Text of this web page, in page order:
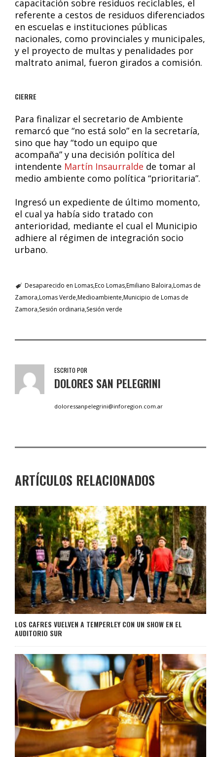
capacitación sobre residuos reciclables, el
referente a cestos de residuos diferenciados
en escuelas e instituciones públicas
nacionales, como provinciales y municipales,
y el proyecto de multas y penalidades por
maltrato animal, fueron girados a comisión.
CIERRE
Para finalizar el secretario de Ambiente
remarcó que “no está solo” en la secretaría,
sino que hay “todo un equipo que
acompaña” y una decisión política del
intendente Martín Insaurralde de tomar al
medio ambiente como política “prioritaria”.
Ingresó un expediente de último momento,
el cual ya había sido tratado con
anterioridad, mediante el cual el Municipio
adhiere al régimen de integración socio
urbano.
Desaparecido en LomasEco LomasEmiliano Baloira Lomas de
Zamora Lomas Verde Medioambiente Municipio de Lomas de
Zamora Sesión ordinaria Sesión verde
ESCRITO POR
DOLORES SAN PELEGRINI
doloressanpelegrini@inforegion.com.ar
ARTÍCULOS RELACIONADOS
LOS CAFRES VUELVEN A TEMPERLEY CON UN SHOW EN EL
AUDITORIO SUR